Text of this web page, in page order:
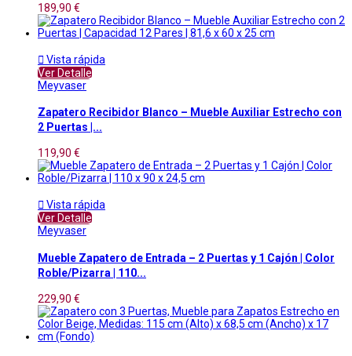
189,90 €
 Vista rápida
Ver Detalle
Meyvaser
Zapatero Recibidor Blanco – Mueble Auxiliar Estrecho con
2 Puertas |...
119,90 €
 Vista rápida
Ver Detalle
Meyvaser
Mueble Zapatero de Entrada – 2 Puertas y 1 Cajón | Color
Roble/Pizarra | 110...
229,90 €